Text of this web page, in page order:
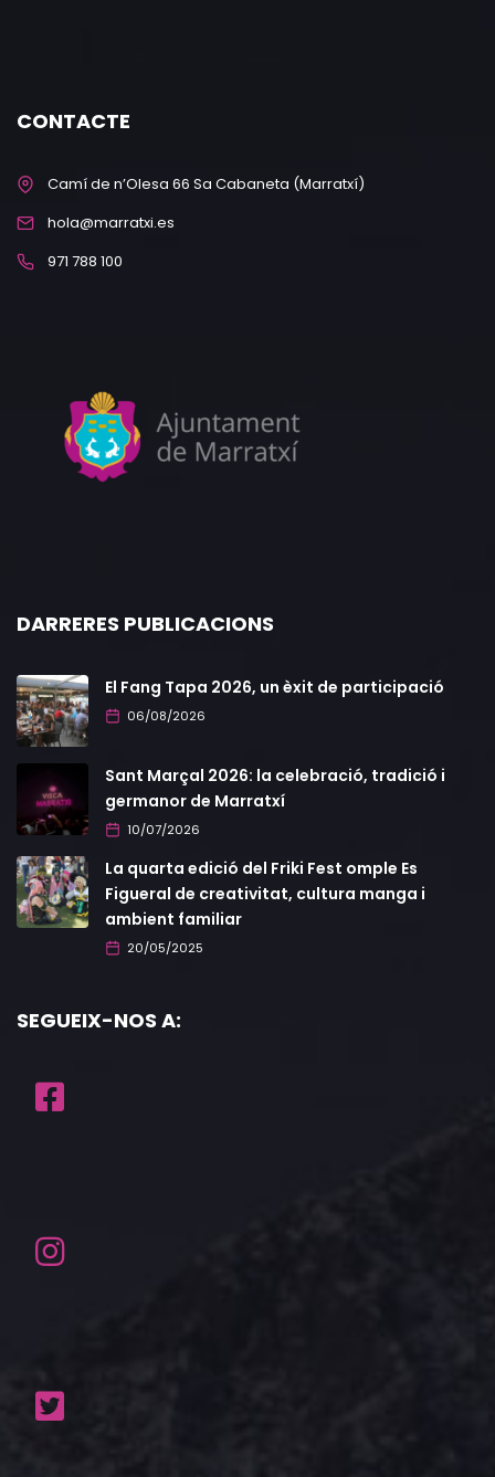
CONTACTE
Camí de n’Olesa 66 Sa Cabaneta (Marratxí)
hola@marratxi.es
971 788 100
DARRERES PUBLICACIONS
El Fang Tapa 2026, un èxit de participació
06/08/2026
Sant Marçal 2026: la celebració, tradició i
germanor de Marratxí
10/07/2026
La quarta edició del Friki Fest omple Es
Figueral de creativitat, cultura manga i
ambient familiar
20/05/2025
SEGUEIX-NOS A: